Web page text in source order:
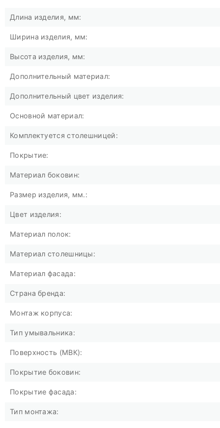
Длина изделия, мм:
Ширина изделия, мм:
Высота изделия, мм:
Дополнительный материал:
Дополнительный цвет изделия:
Основной материал:
Комплектуется столешницей:
Покрытие:
Материал боковин:
Размер изделия, мм.:
Цвет изделия:
Материал полок:
Материал столешницы:
Материал фасада:
Страна бренда:
Монтаж корпуса:
Тип умывальника:
Поверхность (МВК):
Покрытие боковин:
Покрытие фасада:
Тип монтажа: